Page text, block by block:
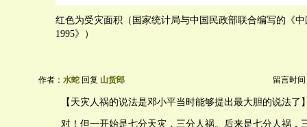
红色为受灾面积（国家统计局与中国民政部联合编写的《中
1995》）
作者： 水蛇 回复 山货郎 留言时间
【天灾人祸的说法是邓小平当时能够提出最大胆的说法了
对！但一开始是七分天灾，三分人祸。后来是七分人祸，